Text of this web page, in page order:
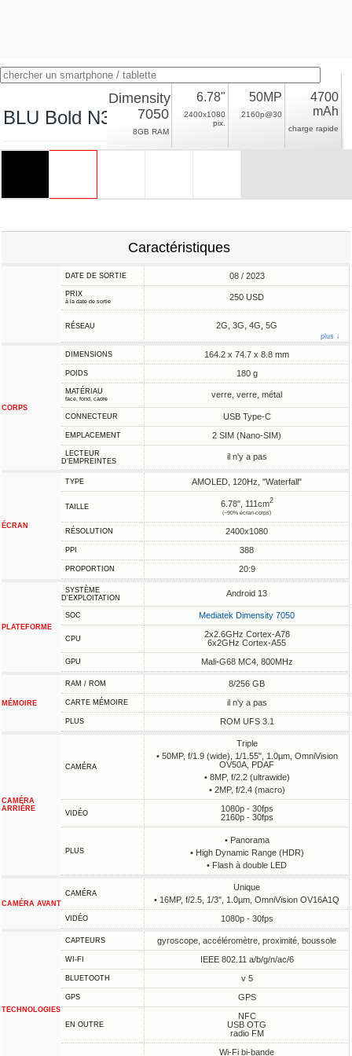
BLU Bold N3
Dimensity
7050
8GB RAM
6.78"
2400x1080
pix.
50MP
2160p@30
4700
mAh
charge rapide
Caractéristiques
DATE DE SORTIE 08 / 2023
PRIX
à la date de sortie 250 USD
RÉSEAU 2G, 3G, 4G, 5G
plus ↓
CORPS
DIMENSIONS 164.2 x 74.7 x 8.8 mm
POIDS 180 g
MATÉRIAU
face, fond, cadre verre, verre, métal
CONNECTEUR USB Type-C
EMPLACEMENT 2 SIM (Nano-SIM)
LECTEUR
D'EMPREINTES
il n'y a pas
ÉCRAN
TYPE AMOLED, 120Hz, "Waterfall"
TAILLE 6.78", 111cm2
(~90% écran-corps)
RÉSOLUTION 2400x1080
PPI 388
PROPORTION 20:9
PLATEFORME
SYSTÈME
D'EXPLOITATION
Android 13
SOC Mediatek Dimensity 7050
CPU
2x2.6GHz Cortex-A78
6x2GHz Cortex-A55
GPU Mali-G68 MC4, 800MHz
MÉMOIRE
RAM / ROM 8/256 GB
CARTE MÉMOIRE il n'y a pas
PLUS ROM UFS 3.1
CAMÉRA
ARRIÈRE
CAMÉRA
Triple
• 50MP, f/1.9 (wide), 1/1.55", 1.0µm, OmniVision
OV50A, PDAF
• 8MP, f/2.2 (ultrawide)
• 2MP, f/2.4 (macro)
VIDÉO
1080p - 30fps
2160p - 30fps
PLUS
• Panorama
• High Dynamic Range (HDR)
• Flash à double LED
CAMÉRA AVANT
CAMÉRA
Unique
• 16MP, f/2.5, 1/3", 1.0µm, OmniVision OV16A1Q
VIDÉO 1080p - 30fps
TECHNOLOGIES
CAPTEURS gyroscope, accéléromètre, proximité, boussole
WI-FI IEEE 802.11 a/b/g/n/ac/6
BLUETOOTH v 5
GPS GPS
EN OUTRE
NFC
USB OTG
radio FM
Wi-Fi bi-bande